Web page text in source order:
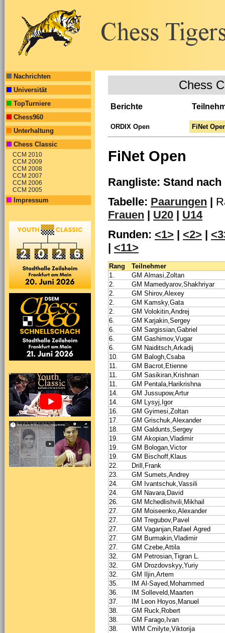
Nachrichten
Universität
TopTurniere
Chess960
Unterhaltung
Chess Classic
CCM 2010
CCM 2009
CCM 2008
CCM 2007
CCM 2006
CCM 2005
Impressum
Chess
Berichte
ORDIX Open FiNet
FiNet Open
Rangliste: Stand nach
Tabelle: Paarungen |
Frauen | U20 | U14
Runden: <1> <2>
<11>
Rang
Teilnehmer
1.
GM Almasi,Zoltan
2.
GM Mamedyarov,Shakhriyar
2.
GM Shirov,Alexey
2.
GM Kamsky,Gata
2.
GM Volokitin,Andrej
6.
GM Karjakin,Sergey
6.
GM Sargissian,Gabriel
6.
GM Gashimov,Vugar
6.
GM Naiditsch,Arkadij
10.
GM Balogh,Csaba
11.
GM Bacrot,Etienne
11.
GM Sasikiran,Krishnan
11.
GM Pentala,Harikrishna
14.
GM Jussupow,Artur
14.
GM Lysyj,Igor
16.
GM Gyimesi,Zoltan
17.
GM Grischuk,Alexander
18.
GM Galdunts,Sergey
19.
GM Akopian,Vladimir
19.
GM Bologan,Victor
19.
GM Bischoff,Klaus
22.
Drill,Frank
23.
GM Sumets,Andrey
24.
GM Ivantschuk,Vassili
24.
GM Navara,David
26.
GM Mchedlishvili,Mikhail
27.
GM Moiseenko,Alexander
27.
GM Tregubov,Pavel
27.
GM Vaganjan,Rafael Agred
27.
GM Burmakin,Vladimir
27.
GM Czebe,Attila
32.
GM Petrosian,Tigran L.
32.
GM Drozdovskyy,Yuriy
32.
GM Iljin,Artem
35.
IM Al-Sayed,Mohammed
36.
IM Solleveld,Maarten
37.
IM Leon Hoyos,Manuel
38.
GM Ruck,Robert
38.
GM Farago,Ivan
38.
WIM Cmilyte,Viktorija